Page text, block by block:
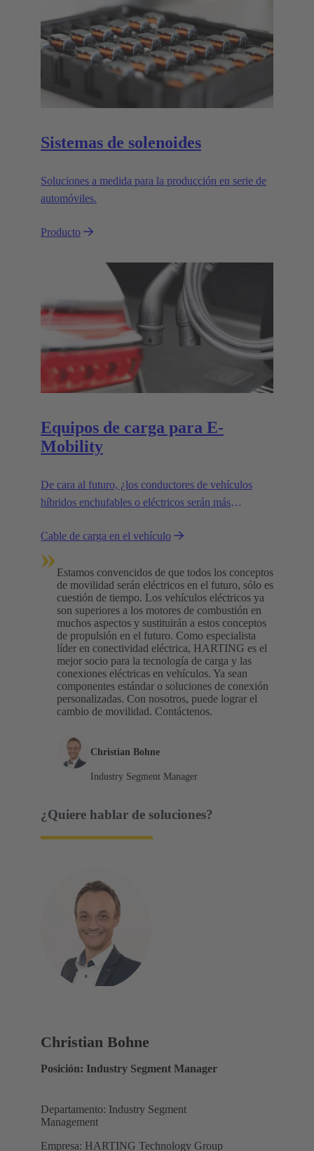
Sistemas de solenoides
Soluciones a medida para la producción en serie de
automóviles.
Producto
Equipos de carga para E-
Mobility
De cara al futuro, ¿los conductores de vehículos
híbridos enchufables o eléctricos serán más
carga? Suponemos que se tratará de una
combinación de ambas opciones.
Cable de carga en el vehículo
» Estamos convencidos de que todos los conceptos
de movilidad serán eléctricos en el futuro, sólo es
cuestión de tiempo. Los vehículos eléctricos ya
son superiores a los motores de combustión en
muchos aspectos y sustituirán a estos conceptos
de propulsión en el futuro. Como especialista
líder en conectividad eléctrica, HARTING es el
mejor socio para la tecnología de carga y las
conexiones eléctricas en vehículos. Ya sean
componentes estándar o soluciones de conexión
personalizadas. Con nosotros, puede lograr el
cambio de movilidad. Contáctenos.
Christian Bohne
Industry Segment Manager
¿Quiere hablar de soluciones?
Christian Bohne
Posición: Industry Segment Manager
Departamento: Industry Segment
Management
Empresa: HARTING Technology Group